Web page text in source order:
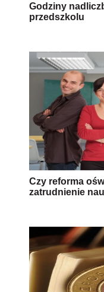
Godziny
przedszkolu
Czy reforma
zatrudnienie